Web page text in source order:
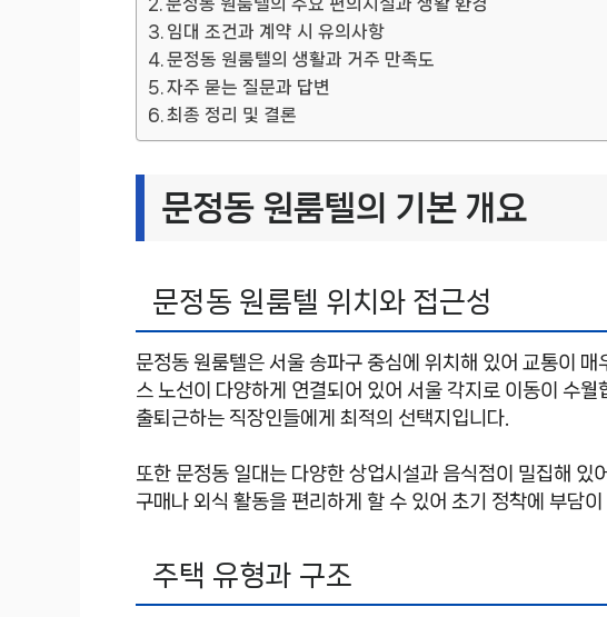
임대 조건과 계약 시 유의사항
문정동 원룸텔의 생활과 거주 만족도
자주 묻는 질문과 답변
최종 정리 및 결론
문정동 원룸텔의 기본 개요
문정동 원룸텔 위치와 접근성
문정동 원룸텔은 서울 송파구 중심에 위치해 있어 교통이
스 노선이 다양하게 연결되어 있어 서울 각지로 이동이 수
출퇴근하는 직장인들에게 최적의 선택지입니다.
또한 문정동 일대는 다양한 상업시설과 음식점이 밀집해 있
구매나 외식 활동을 편리하게 할 수 있어 초기 정착에 부담이
주택 유형과 구조